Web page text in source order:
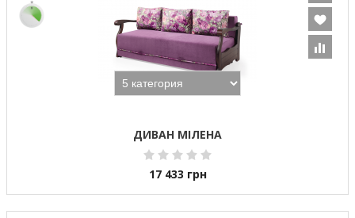
ДИВАН МІЛЕНА
17 433 грн